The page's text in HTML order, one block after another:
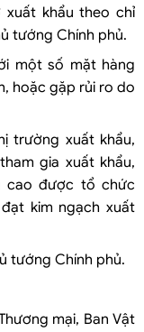
khẩu theo chỉ
tướng Chính phủ.
một số mặt hàng
hoặc gặp rủi ro do
trường xuất khẩu,
gia xuất khẩu,
cao được tổ chức
kim ngạch xuất
tướng Chính phủ.
mại, Ban Vật